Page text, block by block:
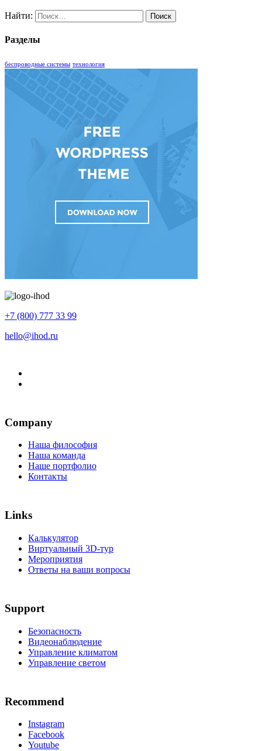
Найти:
Разделы
беспроводные системы технология
+7 (800) 777 33 99
hello@ihod.ru
Company
Наша философия
Наша команда
Наше портфолио
Контакты
Links
Калькулятор
Виртуальный 3D-тур
Мероприятия
Ответы на ваши вопросы
Support
Безопасность
Видеонаблюдение
Управление климатом
Управление светом
Recommend
Instagram
Facebook
Youtube